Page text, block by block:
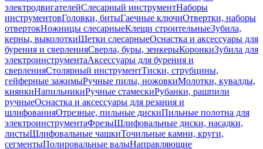
электродвигателейСлесарный инструментНаборы
инструментовГоловки, битыГаечные ключиОтвертки, наборы
отвертокНожницы слесарныеКлещи строительныеЗубила,
керны, выколоткиЩетки слесарныеОснастка и аксессуары для
бурения и сверленияСверла, буры, зенкерыКоронкиЗубила для
электроинструментаАксессуары для бурения и
сверленияСтолярный инструментТиски, струбцины,
гейферные зажимыРучные пилы, ножовкиМолотки, кувалды,
киянкиНапильникиРучные стамескиРубанки, рашпили
ручныеОснастка и аксессуары для резания и
шлифованияОтрезные, пильные дискиПильные полотна для
электроинструментаФрезыШлифовальные диски, насадки,
листыШлифовальные чашкиТочильные камни, круги,
сегментыПолировальные валыНаправляющие